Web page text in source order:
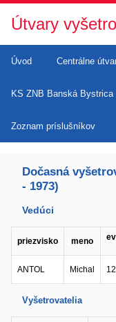
Útvary
Úvod Centrálne
KS ZNB Banská Bystrica
Zoznam príslušníkov
Dočasná
- 1973)
Vedúci
priezvisko meno
ANTOL Michal
Vyšetrovatelia